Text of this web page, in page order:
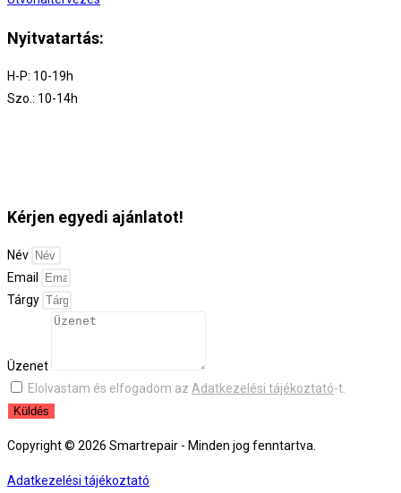
Nyitvatartás:
H-P: 10-19h
Szo.: 10-14h
Kérjen egyedi ajánlatot!
Név
Email
Tárgy
Üzenet
Elolvastam és elfogadom az Adatkezelési tájékoztató-t.
Küldés
Copyright © 2026 Smartrepair - Minden jog fenntartva.
Adatkezelési tájékoztató